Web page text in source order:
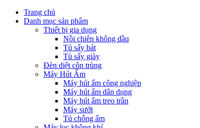
Trang chủ
Danh mục sản phẩm
Thiết bị gia dụng
Nồi chiên không dầu
Tủ sấy bát
Tủ sấy giày
Đèn diệt côn trùng
Máy Hút Ẩm
Máy hút ẩm công nghiệp
Máy hút ẩm dân dụng
Máy hút ẩm treo trần
Máy sưởi
Tủ chống ẩm